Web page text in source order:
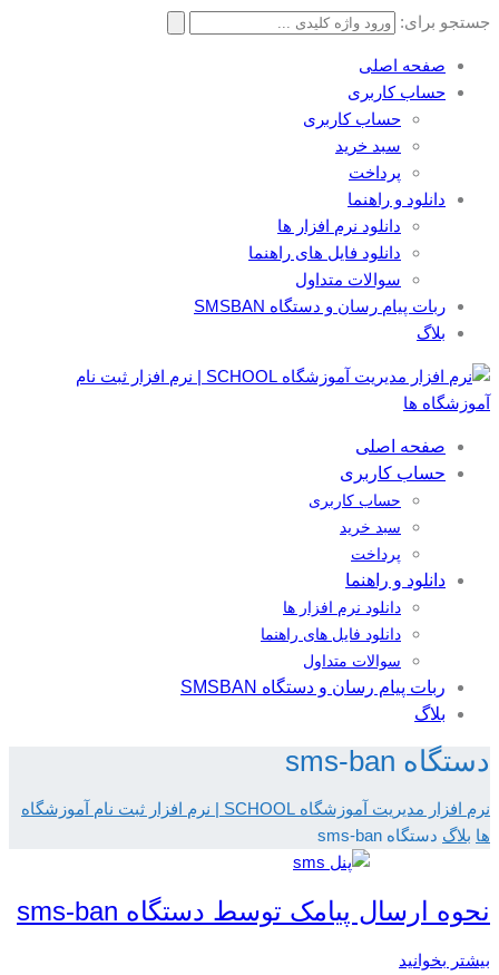
جستجو برای:
صفحه اصلی
حساب کاربری
حساب کاربری
سبد خرید
پرداخت
دانلود و راهنما
دانلود نرم افزار ها
دانلود فایل های راهنما
سوالات متداول
ربات پیام رسان و دستگاه SMSBAN
بلاگ
صفحه اصلی
حساب کاربری
حساب کاربری
سبد خرید
پرداخت
دانلود و راهنما
دانلود نرم افزار ها
دانلود فایل های راهنما
سوالات متداول
ربات پیام رسان و دستگاه SMSBAN
بلاگ
دستگاه sms-ban
نرم افزار مدیریت آموزشگاه SCHOOL | نرم افزار ثبت نام آموزشگاه
ها بلاگ دستگاه sms-ban
نحوه ارسال پیامک توسط دستگاه sms-ban
بیشتر بخوانید